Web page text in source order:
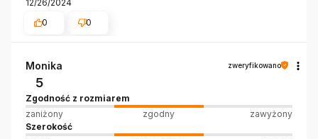
12/26/2024
0
0
Monika zweryfikowano
5
Zgodność z rozmiarem
zaniżony
zgodny
zawyżony
Szerokość